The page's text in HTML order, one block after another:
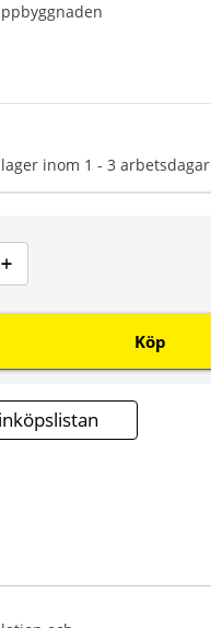
inom 1 - 3 arbetsdagar
Köp